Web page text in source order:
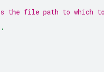
is the file path to